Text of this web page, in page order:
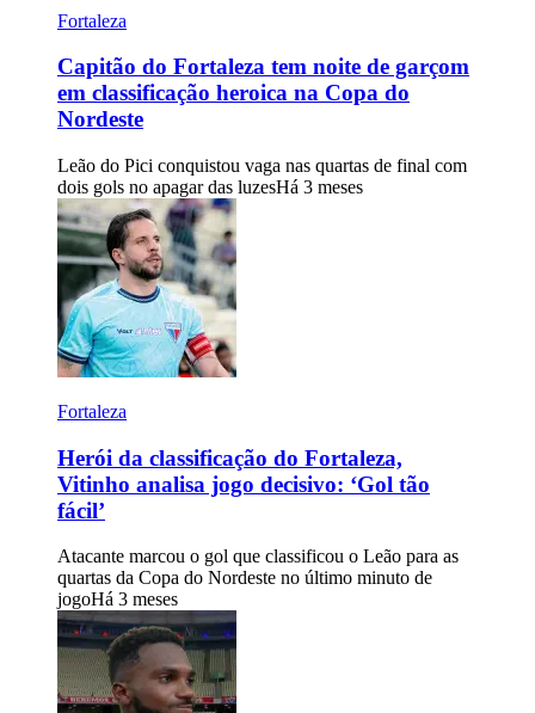
Fortaleza
Capitão do Fortaleza tem noite de garçom
em classificação heroica na Copa do
Nordeste
Leão do Pici conquistou vaga nas quartas de final com
dois gols no apagar das luzesHá 3 meses
Fortaleza
Herói da classificação do Fortaleza,
Vitinho analisa jogo decisivo: ‘Gol tão
fácil’
Atacante marcou o gol que classificou o Leão para as
quartas da Copa do Nordeste no último minuto de
jogoHá 3 meses